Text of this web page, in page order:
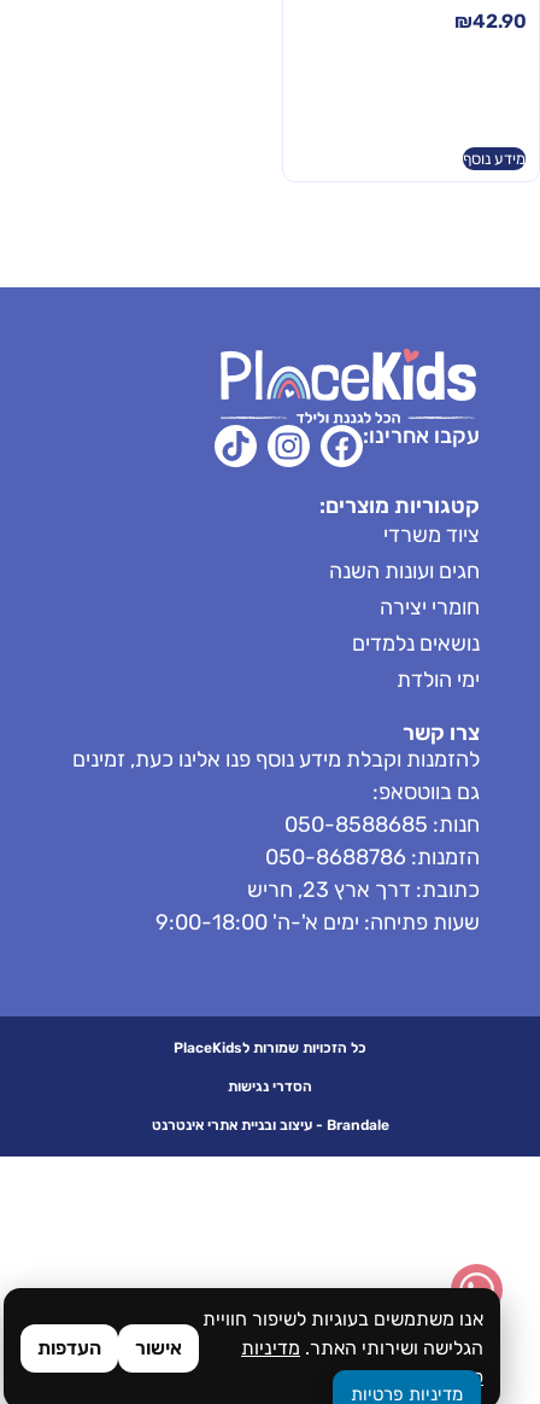
₪42.90
מידע נוסף
עקבו אחרינו:
קטגוריות מוצרים:
ציוד משרדי
חגים ועונות השנה
חומרי יצירה
נושאים נלמדים
ימי הולדת
צרו קשר
להזמנות וקבלת מידע נוסף פנו אלינו כעת, זמינים
גם בווטסאפ:
חנות: 050-8588685
הזמנות: 050-8688786
כתובת: דרך ארץ 23, חריש
שעות פתיחה: ימים א'-ה' 9:00-18:00
כל הזכויות שמורות לPlaceKids
הסדרי נגישות
Brandale - עיצוב ובניית אתרי אינטרנט
אנו משתמשים בעוגיות לשיפור חוויית
הגלישה ושירותי האתר.מדיניות
פרטיות
אישור העדפות
מדיניות פרטיות